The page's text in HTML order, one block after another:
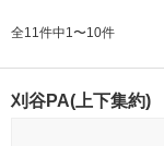
全11件中1〜10件
刈谷PA(上下集約)